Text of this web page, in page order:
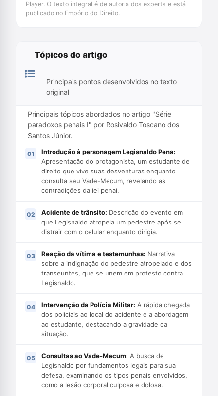
Player. O texto integral é de autoria dos experts e está
publicado no Empório do Direito.
Tópicos do artigo
Principais pontos desenvolvidos no texto
original
Principais tópicos abordados no artigo "Série
paradoxos penais I" por Rosivaldo Toscano dos
Santos Júnior.
Introdução à personagem Legisnaldo Pena:
Apresentação do protagonista, um estudante de
direito que vive suas desventuras enquanto
consulta seu Vade-Mecum, revelando as
contradições da lei penal.
Acidente de trânsito: Descrição do evento em
que Legisnaldo atropela um pedestre após se
distrair com o celular enquanto dirigia.
Reação da vítima e testemunhas: Narrativa
sobre a indignação do pedestre atropelado e dos
transeuntes, que se unem em protesto contra
Legisnaldo.
Intervenção da Polícia Militar: A rápida chegada
dos policiais ao local do acidente e a abordagem
ao estudante, destacando a gravidade da
situação.
Consultas ao Vade-Mecum: A busca de
Legisnaldo por fundamentos legais para sua
defesa, examinando os tipos penais envolvidos,
como a lesão corporal culposa e dolosa.